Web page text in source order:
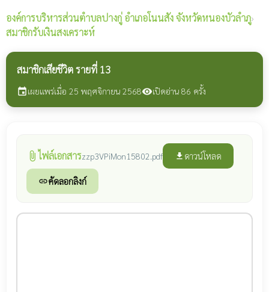
องค์การบริหารส่วนตำบลปางกู่อำเภอโนนสัง จังหวัดหนองบัวลำภู›
สมาชิกรับเงินสงเคราะห์
สมาชิกเสียชีวิต รายที่ 13
eventเผยแพร่เมื่อ 25 พฤศจิกายน 2568visibilityเปิดอ่าน 86 ครั้ง
attach_file ไฟล์เอกสารzzp3VPiMon15802.pdf file_download ดาวน์โหลด
linkคัดลอกลิงก์